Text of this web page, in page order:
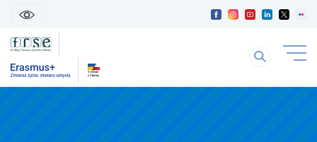
uwaga
Szukaj
stronie